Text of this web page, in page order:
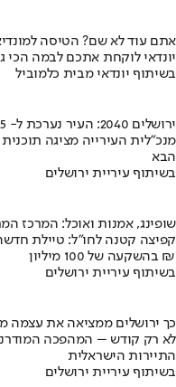
אתם עוד לא שם? הטיסה
יונדאי לוקחת אתכם לבמה הכי
בשיתוף יונדאי מבית כלמוביל
ירושלים 2040: העיר נערכת ל- 1.5 מליון תושבים
מנכ"לית העירייה מציגה
הבא
בשיתוף עיריית ירושלים
שופינג, אמנות ואוכל: המרכז
קפיצה קטנה לחו"ל: טיילת
בהשקעה של 100 מיליון ₪
בשיתוף עיריית ירושלים
כך ירושלים ממציאה את עצמה
לא רק קודש – המהפכה
התיירות הישראלית
בשיתוף עיריית ירושלים